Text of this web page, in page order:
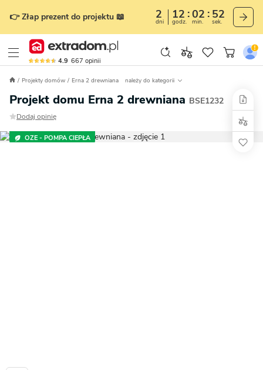
👉 Złap prezent do projektu 📖 2
dni
12
godz.
02
min.
51
sek.
4.9 667 opinii
Projekty domów Erna 2 drewniana należy do kategorii
Projekt domu Erna 2 drewniana BSE1232
Dodaj opinię
OZE - POMPA CIEPŁA